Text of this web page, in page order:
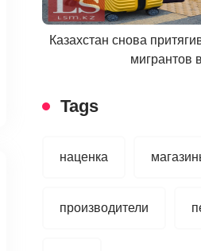
Казахстан снова
мигрантов
Tags
наценка
производители